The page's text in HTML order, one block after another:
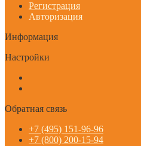
Регистрация
Авторизация
Информация
Настройки
Обратная связь
+7 (495) 151-96-96
+7 (800) 200-15-94